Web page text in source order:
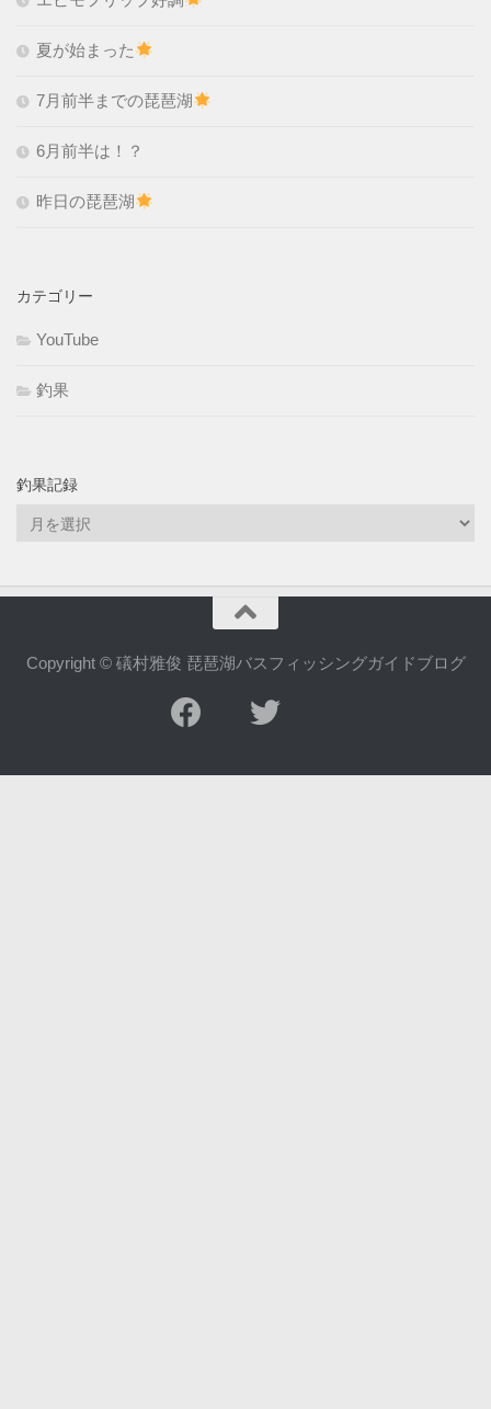
夏が始まった
7月前半までの琵琶湖
6月前半は！？
昨日の琵琶湖
カテゴリー
YouTube
釣果
釣果記録
録
Copyright © 礒村雅俊 琵琶湖バスフィッシングガイドブログ